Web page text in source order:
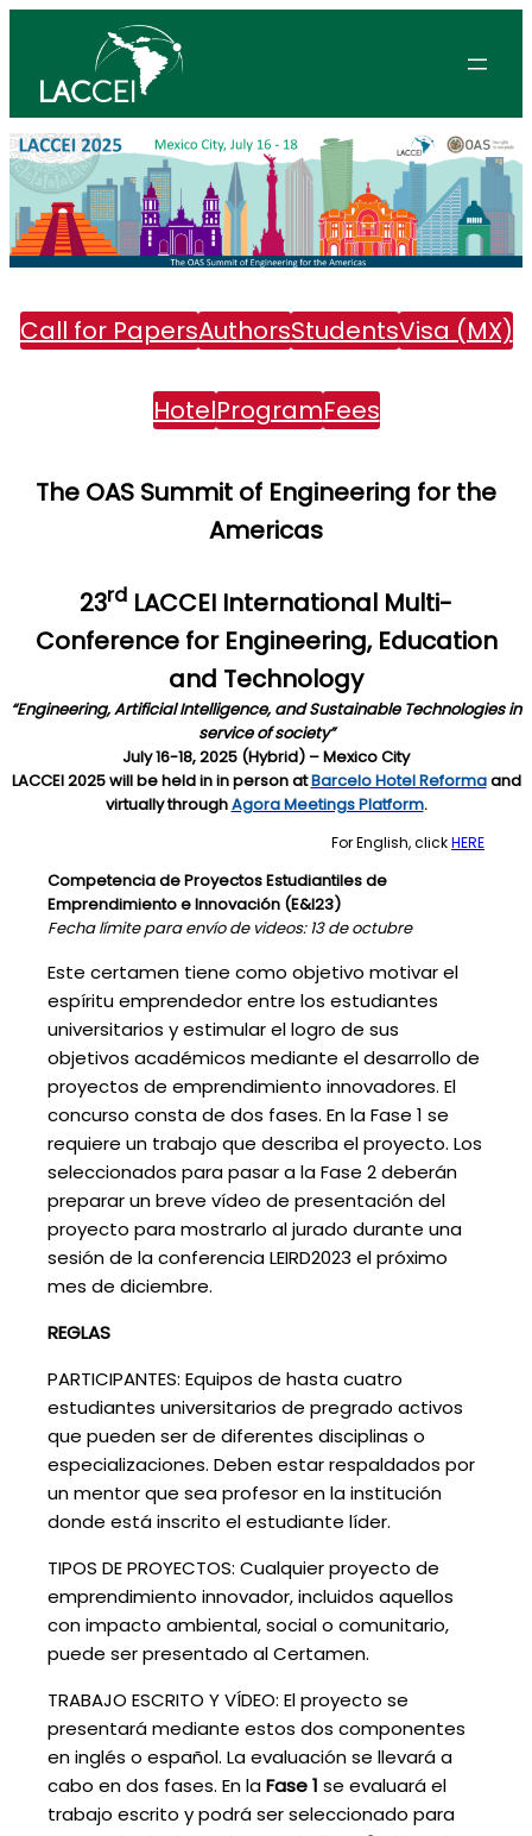
Call for PapersAuthorsStudentsVisa (MX)
HotelProgramFees
The OAS Summit of Engineering for the
Americas
23rd LACCEI International Multi-
Conference for Engineering, Education
and Technology
“Engineering, Artificial Intelligence, and Sustainable Technologies in
service of society”
July 16-18, 2025 (Hybrid) – Mexico City
LACCEI 2025 will be held in in person atBarcelo Hotel Reformaand
virtually throughAgora Meetings Platform.
For English, clickHERE
Competencia de Proyectos Estudiantiles de
Emprendimiento e Innovación (E&I23)
Fecha límite para envío de videos: 13 de octubre
Este certamen tiene como objetivo motivar el
espíritu emprendedor entre los estudiantes
universitarios y estimular el logro de sus
objetivos académicos mediante el desarrollo de
proyectos de emprendimiento innovadores. El
concurso consta de dos fases. En la Fase 1 se
requiere un trabajo que describa el proyecto. Los
seleccionados para pasar a la Fase 2 deberán
preparar un breve vídeo de presentación del
proyecto para mostrarlo al jurado durante una
sesión de la conferencia LEIRD2023 el próximo
mes de diciembre.
REGLAS
PARTICIPANTES: Equipos de hasta cuatro
estudiantes universitarios de pregrado activos
que pueden ser de diferentes disciplinas o
especializaciones. Deben estar respaldados por
un mentor que sea profesor en la institución
donde está inscrito el estudiante líder.
TIPOS DE PROYECTOS: Cualquier proyecto de
emprendimiento innovador, incluidos aquellos
con impacto ambiental, social o comunitario,
puede ser presentado al Certamen.
TRABAJO ESCRITO Y VÍDEO: El proyecto se
presentará mediante estos dos componentes
en inglés o español. La evaluación se llevará a
cabo en dos fases. En laFase 1 se evaluará el
trabajo escrito y podrá ser seleccionado para